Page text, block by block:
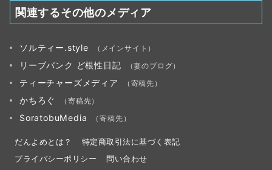
関連するその他のメディア
ソルティー.style （メインサイト）
リーブバンク ど根性日記 （妻のブログ）
ティーチャーズメディア （寄稿先）
かちろぐ （寄稿先）
SoratobuMedia （寄稿先）
だんよめとは？
特定商取引法に基づく表記
プライバシーポリシー
問い合わせ